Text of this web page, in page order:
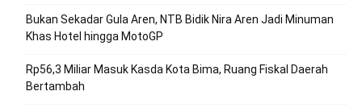
Bukan Sekadar Gula Aren, NTB Bidik Nira Aren Jadi Minuman
Khas Hotel hingga MotoGP
Rp56,3 Miliar Masuk Kasda Kota Bima, Ruang Fiskal Daerah
Bertambah